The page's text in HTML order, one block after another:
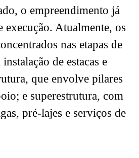
o empreendimento já
execução. Atualmente, os
nas etapas de
de estacas e
que envolve pilares
e superestrutura, com
pré-lajes e serviços de